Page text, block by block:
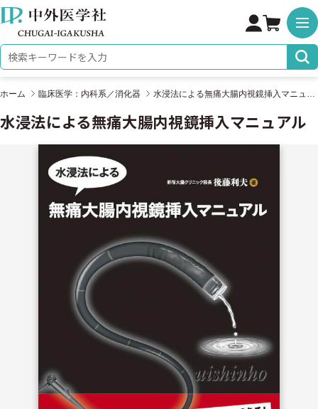
株式会社 中外医学社
検索キーワード
ホーム 臨床医学：内科系／消化器
水浸法による無痛大腸内視鏡挿入マニュアル